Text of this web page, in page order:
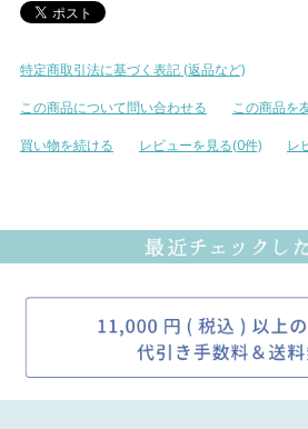
特定商取引法に基づく表記 (返品など)
この商品について問い合わせる
この商品を
買い物を続ける
レビューを見る(0件) レ